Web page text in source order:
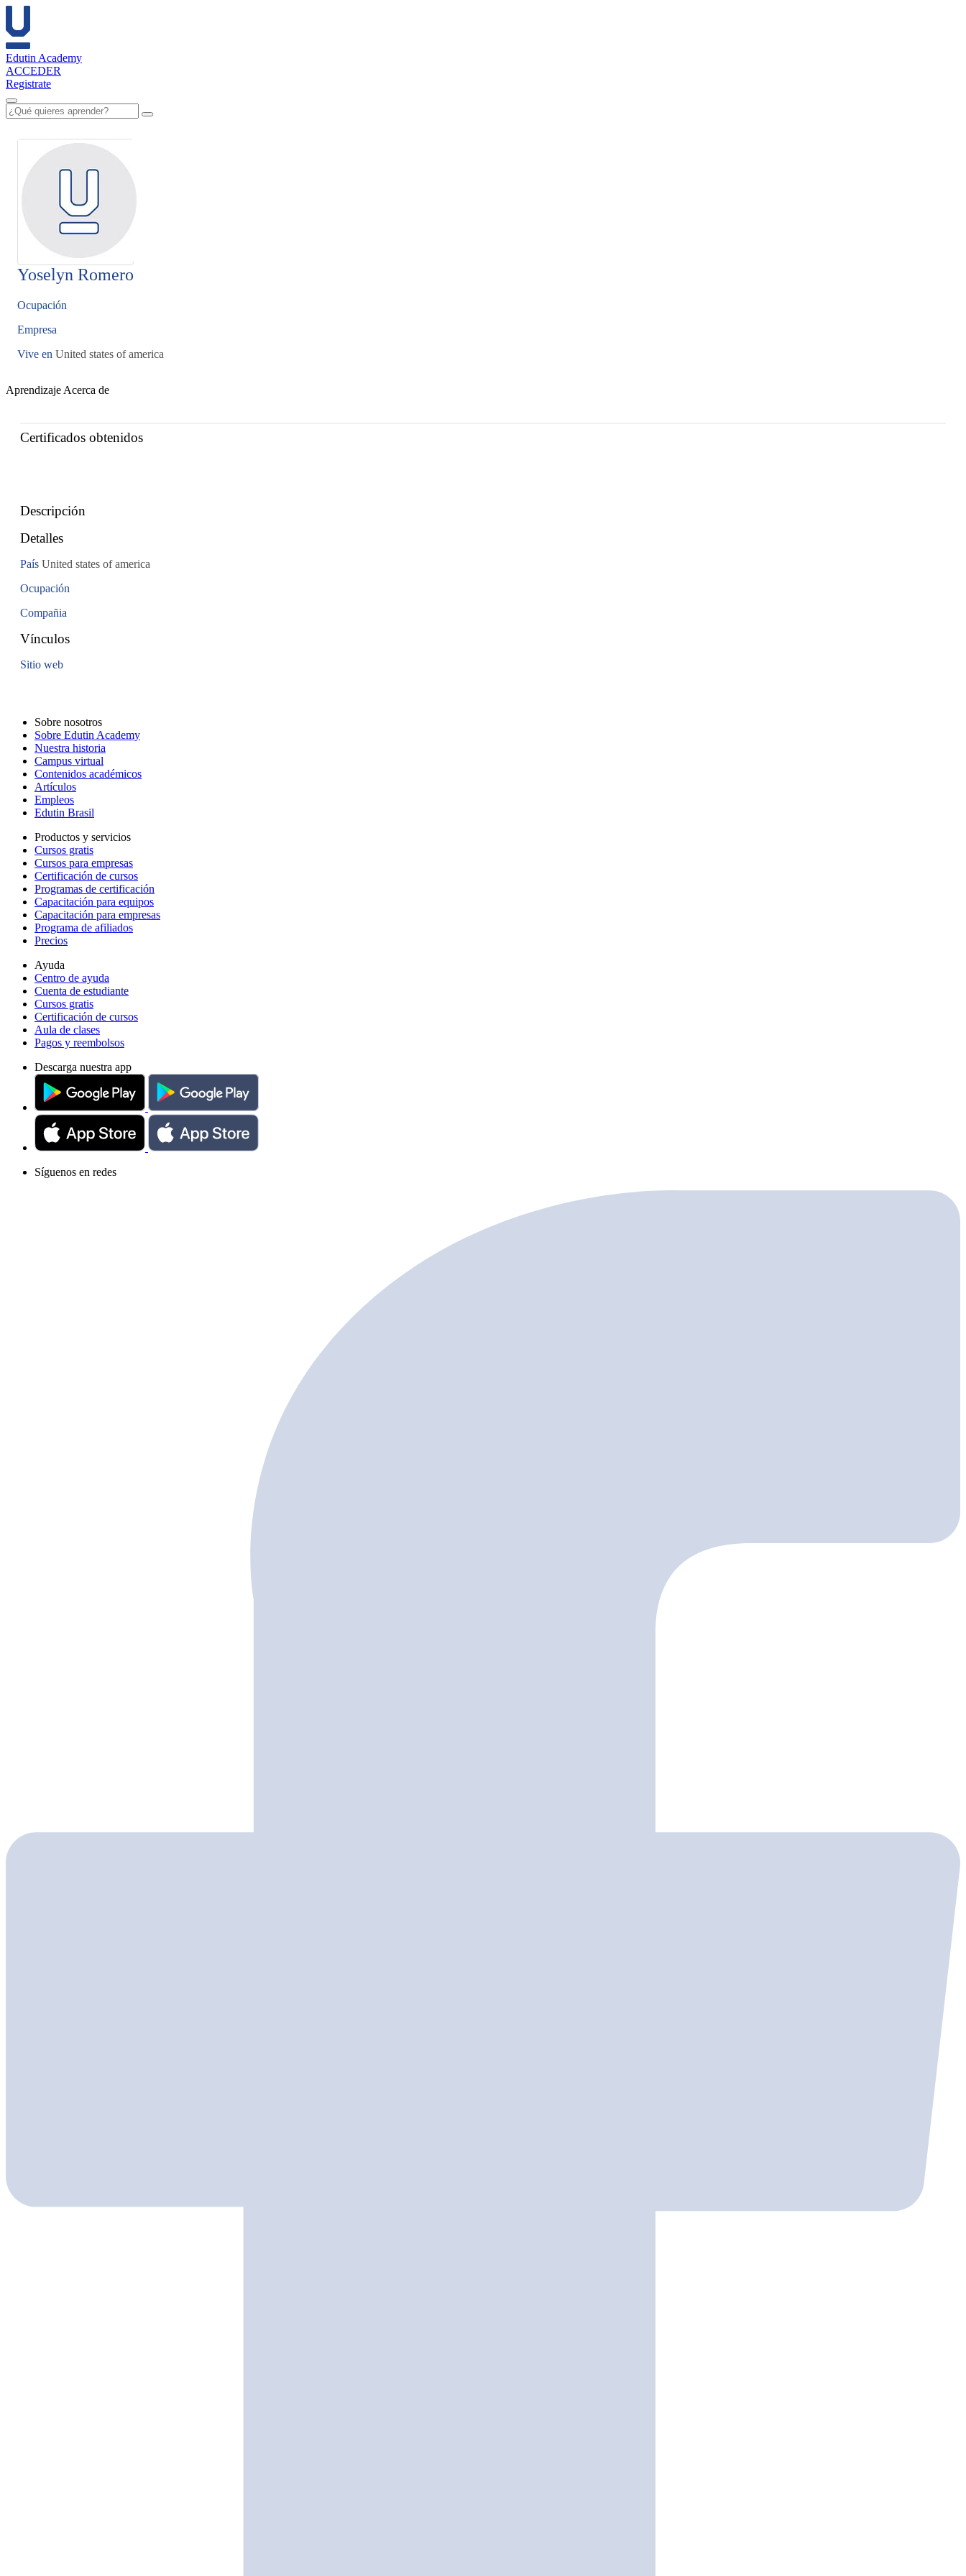
Edutin Academy
ACCEDER
Registrate
Yoselyn Romero
Ocupación
Empresa
Vive en United states of america
Aprendizaje Acerca de
Certificados obtenidos
Descripción
Detalles
País United states of america
Ocupación
Compañia
Vínculos
Sitio web
Sobre nosotros
Sobre Edutin Academy
Nuestra historia
Campus virtual
Contenidos académicos
Artículos
Empleos
Edutin Brasil
Productos y servicios
Cursos gratis
Cursos para empresas
Certificación de cursos
Programas de certificación
Capacitación para equipos
Capacitación para empresas
Programa de afiliados
Precios
Ayuda
Centro de ayuda
Cuenta de estudiante
Cursos gratis
Certificación de cursos
Aula de clases
Pagos y reembolsos
Descarga nuestra app
Síguenos en redes